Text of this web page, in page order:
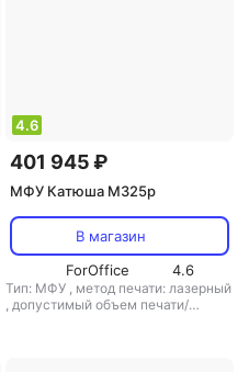
4.6
401 945 ₽
МФУ Катюша M325p
В магазин
ForOffice
4.6
Тип: МФУ , метод печати: лазерный
, допустимый объем печати/